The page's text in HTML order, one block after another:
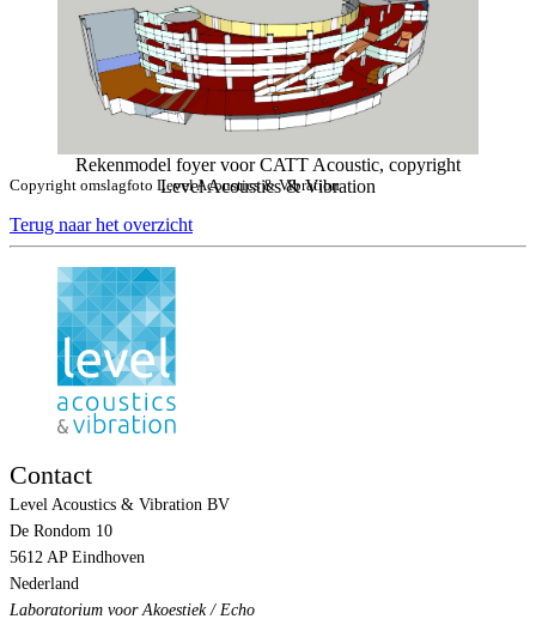
Rekenmodel foyer voor CATT Acoustic, copyright
Level Acoustics & Vibration
Copyright omslagfoto Level Acoustics & Vibration
Terug naar het overzicht
Contact
Level Acoustics & Vibration BV
De Rondom 10
5612 AP Eindhoven
Nederland
Laboratorium voor Akoestiek / Echo